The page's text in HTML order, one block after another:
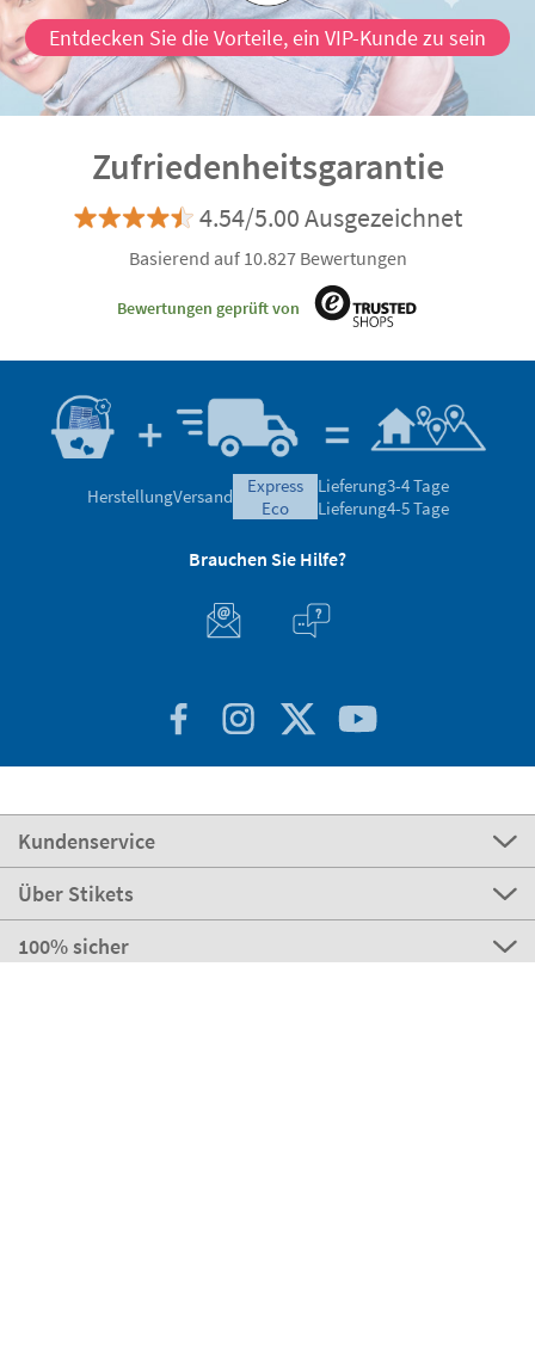
Entdecken Sie die Vorteile, ein VIP-Kunde zu sein
Zufriedenheitsgarantie
4.54/5.00 Ausgezeichnet
Basierend auf 10.827 Bewertungen
Bewertungen geprüft von
HerstellungVersand
express
eco
Lieferung3-4 Tage
Lieferung4-5 Tage
Brauchen Sie Hilfe?
Kundenservice
Über Stikets
100% sicher